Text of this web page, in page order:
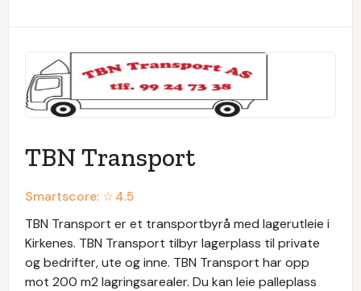
TBN Transport
Smartscore: ☆4.5
TBN Transport er et transportbyrå med lagerutleie i
Kirkenes. TBN Transport tilbyr lagerplass til private
og bedrifter, ute og inne. TBN Transport har opp
mot 200 m2 lagringsarealer. Du kan leie palleplass